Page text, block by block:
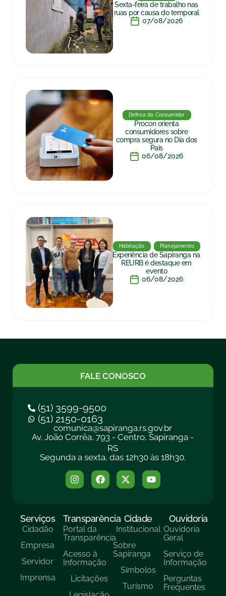
Sexta-feira de trabalho nas
ruas por causa do temporal
07/08/2026
Defesa do Consumidor
Procon orienta
consumidores sobre
compra segura no Dia dos
Pais
06/08/2026
Habitação Planejamento
Experiência de Sapiranga na
REURB é destaque em
evento
06/08/2026
FALE CONOSCO
(51) 3599-9500
(51) 2150-0163
comunica@sapiranga.rs.gov.br
Av. João Corrêa, 793 - Centro, Sapiranga -
RS
Segunda a sexta, das 12h30 às 18h30.
Serviços
Cidadão
Empresa
Servidor
Imprensa
Transparência
Portal da
Transparência
Acesso à
Informação
Licitações
Cidade
Institucional
Sobre
Sapiranga
Símbolos
Turísmo
Ouvidoria
Ouvidoria
Geral
Serviço de
Informação
Perguntas
Frequentes